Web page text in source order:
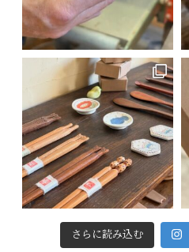
さらに読み込む